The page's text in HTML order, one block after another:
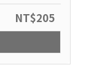
NT$205